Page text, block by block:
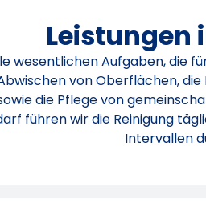
Leistungen
wesentlichen Aufgaben, die
von Oberflächen,
die Pflege von
führen wir die Reinigung
Intervallen